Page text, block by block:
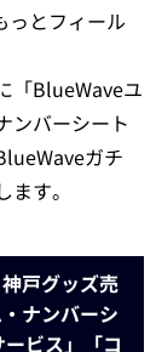
っとフィール
「BlueWaveユ
ンバーシート
ガチ
す。
戸グッズ売
ナンバーシ
ビス」「コ